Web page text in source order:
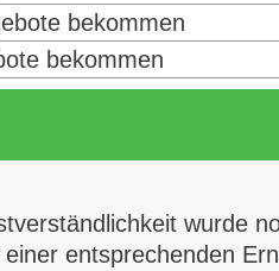
bekommen
bekommen
wurde
entsprechenden